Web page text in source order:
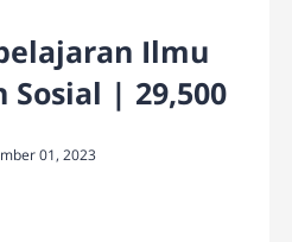
Ilmu
Sosial | 29,500
01, 2023